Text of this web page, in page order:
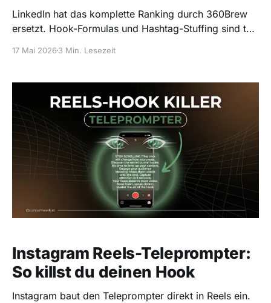
LinkedIn hat das komplette Ranking durch 360Brew
ersetzt. Hook-Formulas und Hashtag-Stuffing sind tot.
17 Mai 20263 Min. Lesezeit
Instagram Reels-Teleprompter:
So killst du deinen Hook
Instagram baut den Teleprompter direkt in Reels ein.